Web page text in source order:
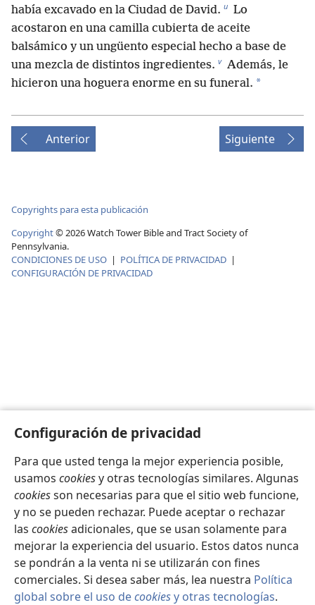
Configuración de privacidad
Para que usted tenga la mejor experiencia posible,
usamos cookiesy otras tecnologías similares. Algunas
cookiesson necesarias para que el sitio web funcione,
y no se pueden rechazar. Puede aceptar o rechazar
las cookiesadicionales, que se usan solamente para
mejorar la experiencia del usuario. Estos datos nunca
se pondrán a la venta ni se utilizarán con fines
comerciales. Si desea saber más, lea nuestra Política
global sobre el uso decookiesy otras tecnologías.
había excavado en la Ciudad de David. u Lo
acostaron en una camilla cubierta de aceite
balsámico y un ungüento especial hecho a base de
una mezcla de distintos ingredientes. v Además, le
hicieron una hoguera enorme en su funeral. *
Anterior Siguiente
Copyrights para esta publicación
Copyright© 2026Watch Tower Bible and Tract Society of
Pennsylvania.
CONDICIONES DE USO | POLÍTICA DE PRIVACIDAD |
CONFIGURACIÓN DE PRIVACIDAD